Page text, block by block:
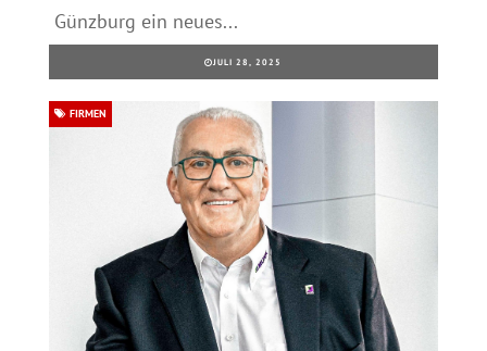
Günzburg ein neues...
JULI 28, 2025
FIRMEN